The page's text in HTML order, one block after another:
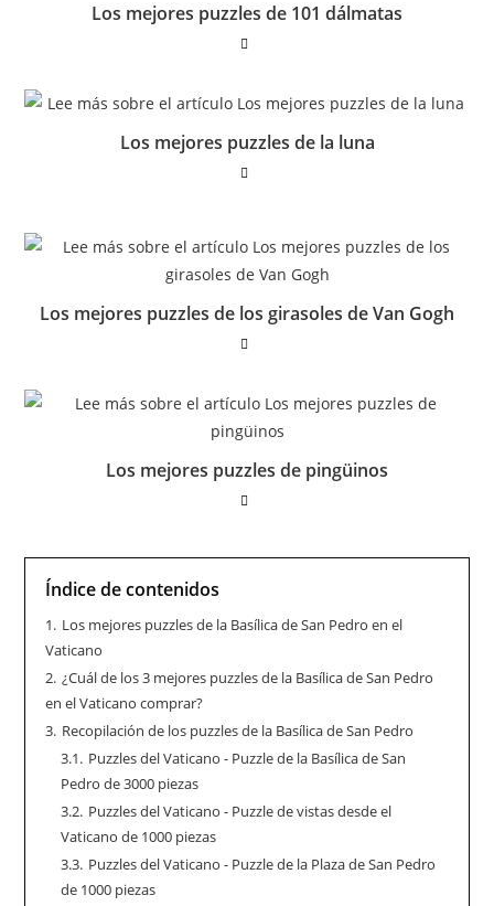
Los mejores puzzles de 101 dálmatas
Los mejores puzzles de la luna
Los mejores puzzles de los girasoles de Van Gogh
Los mejores puzzles de pingüinos
Índice de contenidos
1. Los mejores puzzles de la Basílica de San Pedro en el
Vaticano
2. ¿Cuál de los 3 mejores puzzles de la Basílica de San Pedro
en el Vaticano comprar?
3. Recopilación de los puzzles de la Basílica de San Pedro
3.1. Puzzles del Vaticano - Puzzle de la Basílica de San
Pedro de 3000 piezas
3.2. Puzzles del Vaticano - Puzzle de vistas desde el
Vaticano de 1000 piezas
3.3. Puzzles del Vaticano - Puzzle de la Plaza de San Pedro
de 1000 piezas